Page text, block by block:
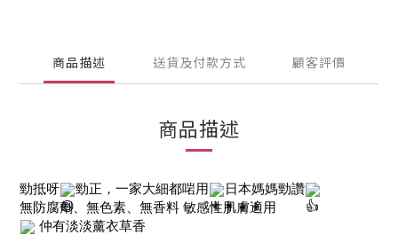
商品描述 送貨及付款方式 顧客評價
商品描述
勁抵呀 勁正，一家大細都啱用
日本媽媽勁讚
無防腐劑、無色素、無香料 敏感性肌膚適用
仲有淡淡薰衣草香